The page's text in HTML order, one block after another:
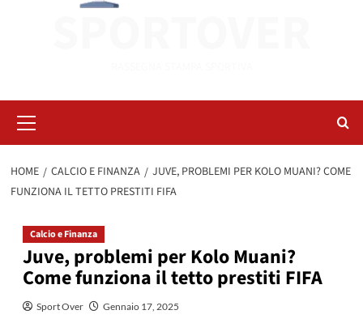
principale
HOME CALCIO E FINANZA
JUVE, PROBLEMI PER KOLO MUANI? COME
FUNZIONA IL TETTO PRESTITI FIFA
Calcio e Finanza
Juve, problemi per Kolo Muani?
Come funziona il tetto prestiti FIFA
Sport Over Gennaio 17, 2025